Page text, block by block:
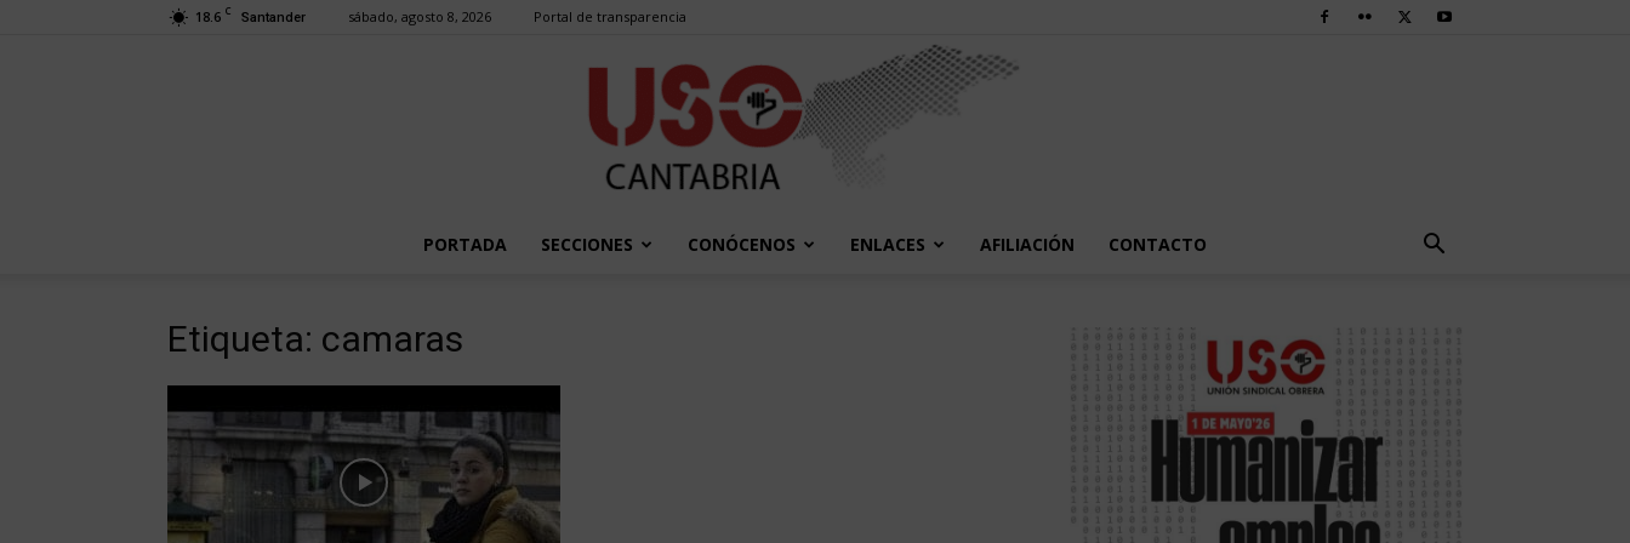
18.6 C Santander sábado, agosto 8, 2026 Portal de transparencia
PORTADA SECCIONES CONÓCENOS ENLACES AFILIACIÓN CONTACTO
Etiqueta: camaras